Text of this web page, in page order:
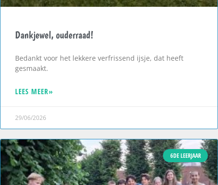
Dankjewel, ouderraad!
Bedankt voor het lekkere verfrissend ijsje, dat heeft
gesmaakt.
LEES MEER»
29/06/2026
6DE LEERJAAR